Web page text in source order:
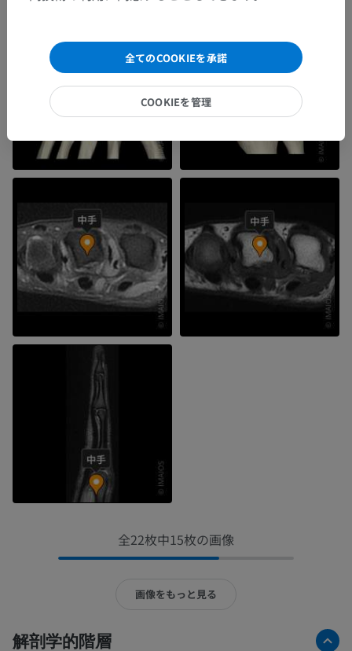
全22枚中15枚の画像
画像をもっと見る
解剖学的階層
全てのCOOKIEを承諾
COOKIEを管理